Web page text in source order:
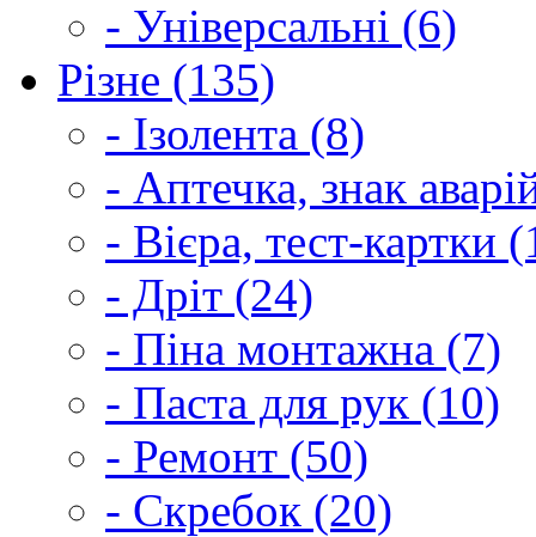
- Універсальні (6)
Різне (135)
- Ізолента (8)
- Аптечка, знак
- Вієра, тест-картки
- Дріт (24)
- Піна монтажна (7)
- Паста для рук (10)
- Ремонт (50)
- Скребок (20)